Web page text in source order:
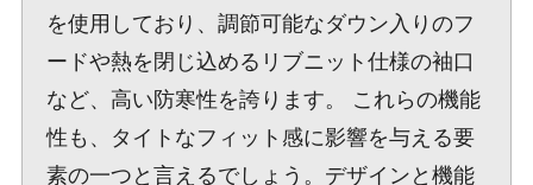
を使用しており、調節可能なダウン入りのフ
ードや熱を閉じ込めるリブニット仕様の袖口
など、高い防寒性を誇ります。 これらの機能
性も、タイトなフィット感に影響を与える要
素の一つと言えるでしょう。デザインと機能